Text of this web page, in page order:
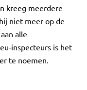
kreeg meerdere
niet meer op de
alle
inspecteurs is het
te noemen.